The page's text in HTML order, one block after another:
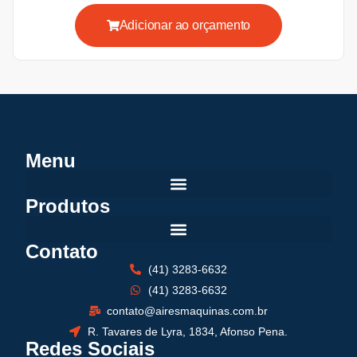
Adicionar ao orçamento
Menu
Produtos
Contato
(41) 3283-6632
(41) 3283-6632
contato@airesmaquinas.com.br
R. Tavares de Lyra, 1834, Afonso Pena.
Redes Sociais